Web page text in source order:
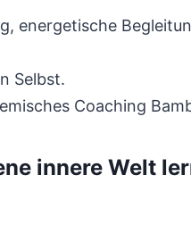
energetische
Selbst.
Coaching
innere Welt